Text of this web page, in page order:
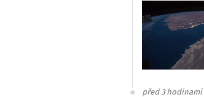
před 3 hodinami